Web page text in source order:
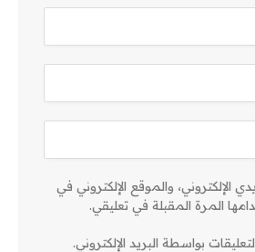
الإلكتروني، والموقع الإلكتروني في
المرة المقبلة في تعليقي.
بواسطة البريد الإلكتروني.